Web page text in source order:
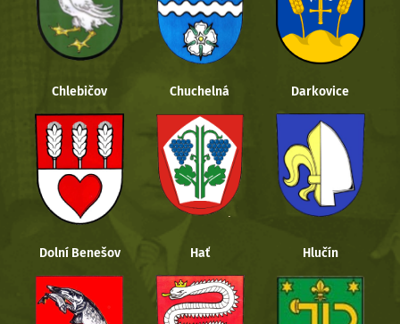
Chlebičov Chuchelná Darkovice
Dolní Benešov Hať Hlučín